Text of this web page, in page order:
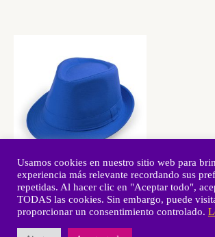
Sombrero Peñas
Usamos cookies en nuestro sitio web para
experiencia más relevante recordando sus
repetidas. Al hacer clic en "Aceptar todo",
TODAS las cookies. Sin embargo, puede
proporcionar un consentimiento controlado.